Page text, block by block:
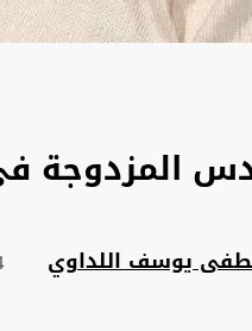
المزدوجة
يوسف اللداوي 24